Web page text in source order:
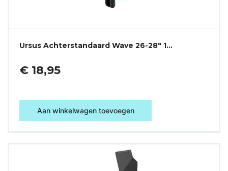
Ursus Achterstandaard Wave 26-28" 1…
€ 18,95
Aan winkelwagen toevoegen